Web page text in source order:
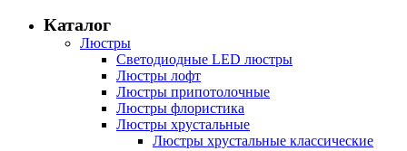
Каталог
Люстры
Светодиодные LED люстры
Люстры лофт
Люстры припотолочные
Люстры флористика
Люстры хрустальные
Люстры хрустальные классические